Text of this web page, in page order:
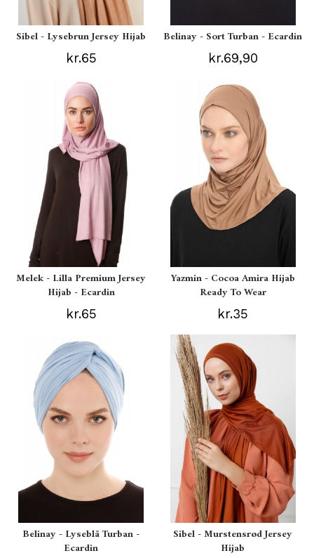
Sibel - Lysebrun Jersey Hijab
kr.65
Belinay - Sort Turban - Ecardin
kr.69,90
Melek - Lilla Premium Jersey
Hijab - Ecardin
kr.65
Yazmin - Cocoa Amira Hijab
Ready To Wear
kr.35
Belinay - Lyseblå Turban -
Ecardin
Sibel - Murstensrød Jersey
Hijab